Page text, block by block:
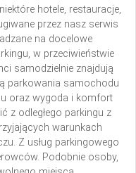
hotele, restauracje,
przez nasz serwis
na docelowe
w przeciwieństwie
samodzielnie znajdują
parkowania samochodu
oraz wygoda i komfort
z odległego parkingu z
warunkach
Z usług parkingowego
Podobnie osoby,